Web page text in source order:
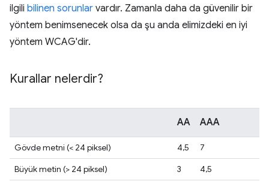
ilgili bilinen sorunlar vardır. Zamanla daha da güvenilir bir
yöntem benimsenecek olsa da şu anda elimizdeki en iyi
yöntem WCAG'dir.
Kurallar nelerdir?
AA AAA
Gövde metni (< 24 piksel) 4,5
7
Büyük metin (> 24 piksel)
3
4,5